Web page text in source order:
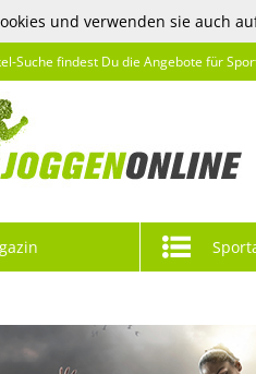
und verwenden sie auch
Suche findest Du die Angebote für